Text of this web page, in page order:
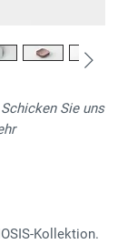
Sie uns
Kollektion.